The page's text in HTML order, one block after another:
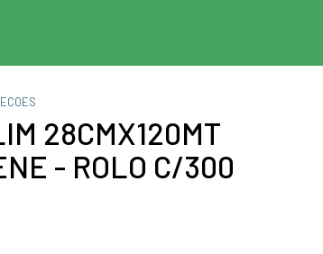
28CMX120MT
- ROLO C/300